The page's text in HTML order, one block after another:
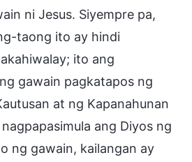
ni Jesus. Siyempre pa,
taong ito ay hindi
ito ang
gawain pagkatapos ng
at ng Kapanahunan
ang Diyos ng
ng gawain, kailangan ay